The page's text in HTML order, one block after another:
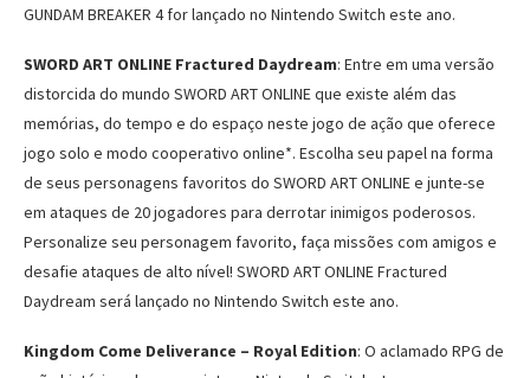
GUNDAM BREAKER 4 for lançado no Nintendo Switch este ano.
SWORD ART ONLINE Fractured Daydream: Entre em uma versão
distorcida do mundo SWORD ART ONLINE que existe além das
memórias, do tempo e do espaço neste jogo de ação que oferece
jogo solo e modo cooperativo online*. Escolha seu papel na forma
de seus personagens favoritos do SWORD ART ONLINE e junte-se
em ataques de 20 jogadores para derrotar inimigos poderosos.
Personalize seu personagem favorito, faça missões com amigos e
desafie ataques de alto nível! SWORD ART ONLINE Fractured
Daydream será lançado no Nintendo Switch este ano.
Kingdom Come Deliverance – Royal Edition: O aclamado RPG de